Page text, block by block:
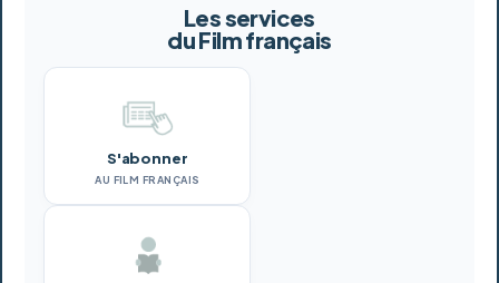
Les services
du Film français
S'abonner
AU FILM FRANÇAIS